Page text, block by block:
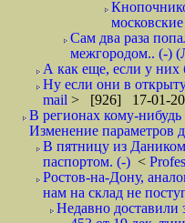
Сам два раза
межгородом.. (-)
А как еще, если у них
Ну если они в
mail > [926] 17-01-
В регионах кому-
Изменение параметров
В пятницу из Даником
паспортом. (-) <
Ростов-на-Дону,
нам на склад не
Недавно доставили